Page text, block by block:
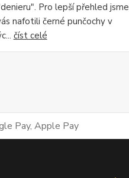
Pro lepší přehled jsme
nafotili černé punčochy v
číst celé